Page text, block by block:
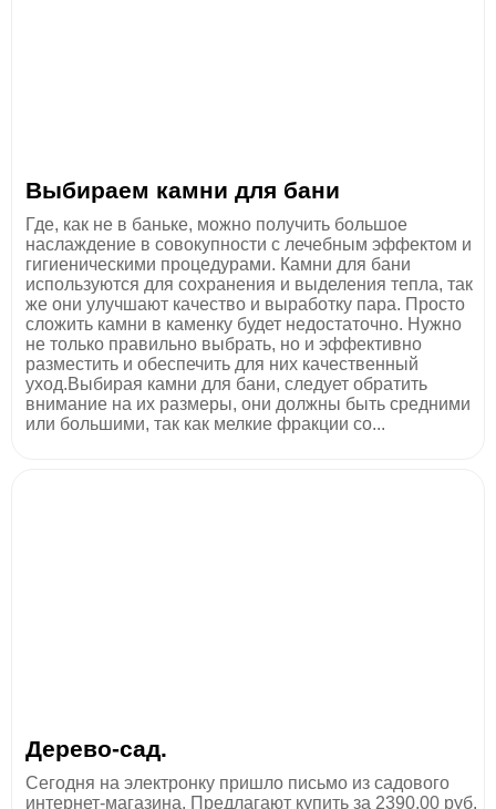
Выбираем камни для бани
Где, как не в баньке, можно получить большое
наслаждение в совокупности с лечебным эффектом и
гигиеническими процедурами. Камни для бани
используются для сохранения и выделения тепла, так
же они улучшают качество и выработку пара. Просто
сложить камни в каменку будет недостаточно. Нужно
не только правильно выбрать, но и эффективно
разместить и обеспечить для них качественный
уход.Выбирая камни для бани, следует обратить
внимание на их размеры, они должны быть средними
или большими, так как мелкие фракции со...
Дерево-сад.
Сегодня на электронку пришло письмо из садового
интернет-магазина. Предлагают купить за 2390,00 руб.